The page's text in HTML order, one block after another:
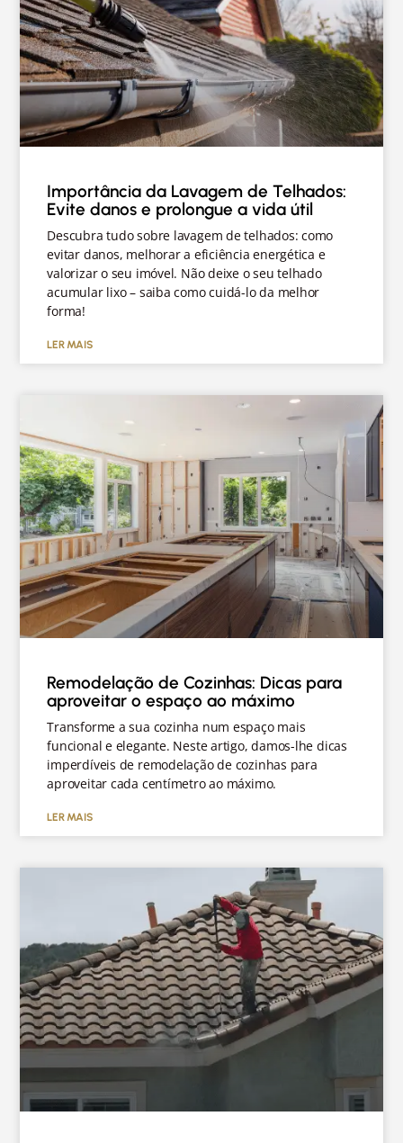
Importância da Lavagem de Telhados:
Evite danos e prolongue a vida útil
Descubra tudo sobre lavagem de telhados: como
evitar danos, melhorar a eficiência energética e
valorizar o seu imóvel. Não deixe o seu telhado
acumular lixo – saiba como cuidá-lo da melhor
forma!
LER MAIS
Remodelação de Cozinhas: Dicas para
aproveitar o espaço ao máximo
Transforme a sua cozinha num espaço mais
funcional e elegante. Neste artigo, damos-lhe dicas
imperdíveis de remodelação de cozinhas para
aproveitar cada centímetro ao máximo.
LER MAIS